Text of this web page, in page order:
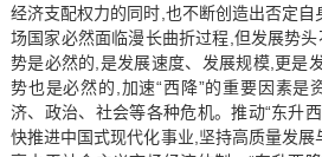
经济支配权力的同时,也不断创造出否定
场国家必然面临漫长曲折过程,但发展势头
势是必然的,是发展速度、发展规模,更是
势也是必然的,加速“西降”的重要因素是
济、政治、社会等各种危机。推动“东升
快推进中国式现代化事业,坚持高质量发